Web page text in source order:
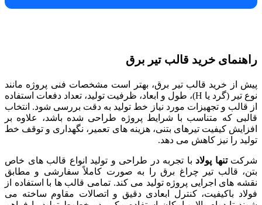
راهنمای خرید قالب تیر برق
پیش از خرید قالب تیر برق، بهتر است مشخصات فنی پروژه مانند
نوع تیر (گرد یا H)، طول و ابعاد، ظرفیت تولید، تعداد دفعات استفاده
از قالب و تجهیزات مورد نیاز خط تولید به دقت بررسی شود. انتخاب
قالبی که متناسب با شرایط پروژه طراحی شده باشد، علاوه بر
افزایش کیفیت تیرهای بتنی، هزینه های تعمیر، نگهداری و توقف خط
تولید را نیز کاهش می دهد.
شرکتتنها پولاد با تجربه در طراحی و تولید انواع قالب های خاص
بتن، قالب تیر چراغ برق را به صورت کاملاً سفارشی و مطابق
نقشه های اجرایی پروژه تولید می کند. تمامی قالب ها با استفاده از
فولاد باکیفیت، کنترل ابعادی دقیق و اتصالات مقاوم ساخته می